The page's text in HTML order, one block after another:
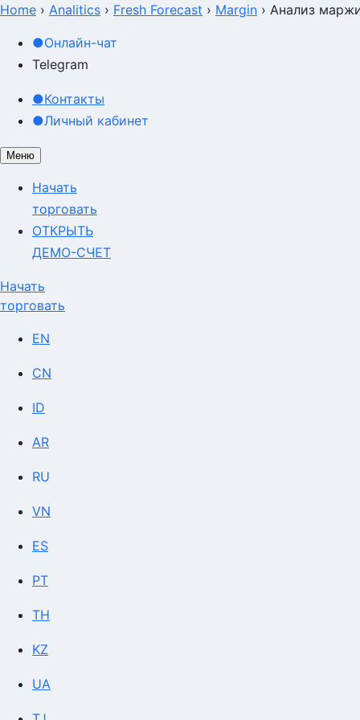
Home › Analitics › Fresh Forecast › Margin › Анализ
●Онлайн-чат
Telegram
●Контакты
●Личный кабинет
Меню
Начать
торговать
ОТКРЫТЬ
ДЕМО-СЧЕТ
Начать
торговать
EN
CN
ID
AR
RU
VN
ES
PT
TH
KZ
UA